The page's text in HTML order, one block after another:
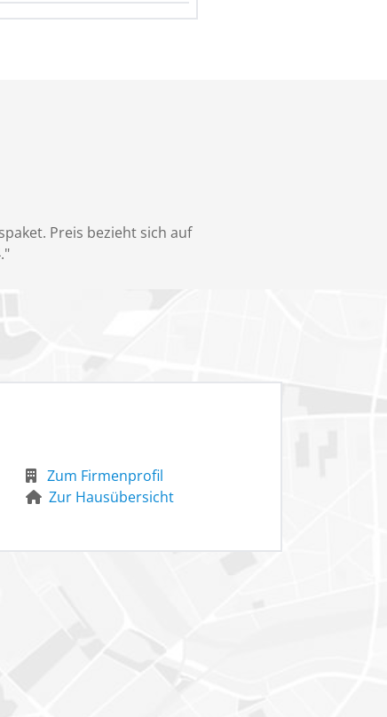
Preis bezieht sich auf
Zum Firmenprofil
Zur Hausübersicht